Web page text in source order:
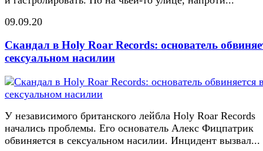
09.09.20
Скандал в Holy Roar Records: основатель
сексуальном насилии
У независимого британского лейбла Holy Roar Records
начались проблемы. Его основатель Алекс Фицпатрик
обвиняется в сексуальном насилии. Инцидент вызвал...